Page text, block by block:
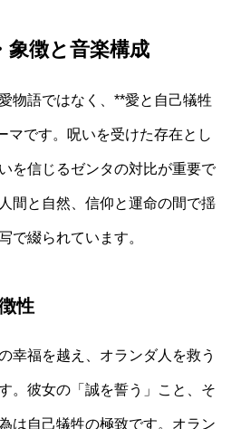
象徴と音楽構成
物語ではなく、**愛と自己犠牲
マです。呪いを受けた存在とし
を信じるゼンタの対比が重要で
間と自然、信仰と運命の間で揺
で綴られています。
性
幸福を越え、オランダ人を救う
。彼女の「誠を誓う」こと、そ
は自己犠牲の極致です。オラン